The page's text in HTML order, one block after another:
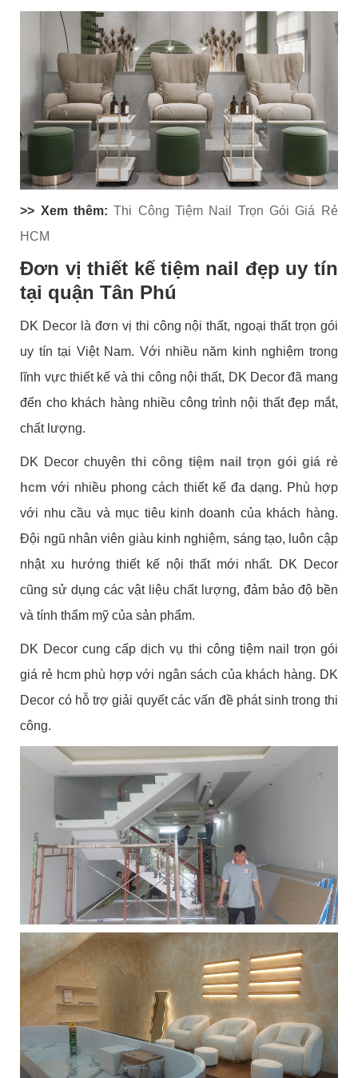
>> Xem thêm: Thi Công Tiệm Nail Trọn Gói Giá Rẻ
HCM
Đơn vị thiết kế tiệm nail đẹp uy tín
tại quận Tân Phú
DK Decor là đơn vị thi công nội thất, ngoại thất trọn gói
uy tín tại Việt Nam. Với nhiều năm kinh nghiệm trong
lĩnh vực thiết kế và thi công nội thất, DK Decor đã mang
đến cho khách hàng nhiều công trình nội thất đẹp mắt,
chất lượng.
DK Decor chuyênthi công tiệm nail trọn gói giá rẻ
hcm với nhiều phong cách thiết kế đa dạng. Phù hợp
với nhu cầu và mục tiêu kinh doanh của khách hàng.
Đội ngũ nhân viên giàu kinh nghiệm, sáng tạo, luôn cập
nhật xu hướng thiết kế nội thất mới nhất. DK Decor
cũng sử dụng các vật liệu chất lượng, đảm bảo độ bền
và tính thẩm mỹ của sản phẩm.
DK Decor cung cấp dịch vụ thi công tiệm nail trọn gói
giá rẻ hcm phù hợp với ngân sách của khách hàng. DK
Decor có hỗ trợ giải quyết các vấn đề phát sinh trong thi
công.